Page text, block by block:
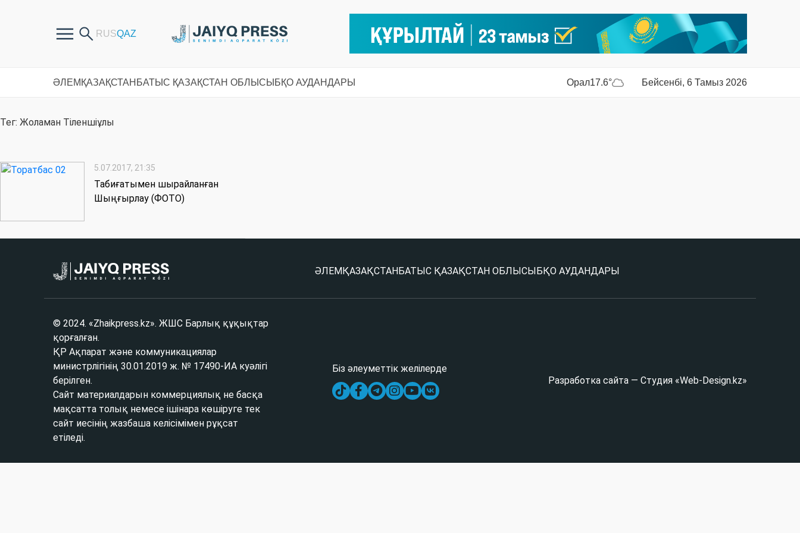
ӘЛЕМ ҚАЗАҚСТАН БАТЫС ҚАЗАҚСТАН ОБЛЫСЫ БҚО АУДАНДАРЫ Орал17.6° Бейсенбі, 6 Тамыз 2026
Тег: Жоламан Тіленшіұлы
5.07.2017, 21:35
Табиғатымен шырайланған
Шыңғырлау (ФОТО)
ӘЛЕМ ҚАЗАҚСТАН БАТЫС ҚАЗАҚСТАН ОБЛЫСЫ БҚО АУДАНДАРЫ
© 2024. «Zhaikpress.kz». ЖШС Барлық құқықтар
қорғалған.
ҚР Ақпарат және коммуникациялар
министрлігінің 30.01.2019 ж. № 17490-ИА куәлігі
берілген.
Сайт материалдарын коммерциялық не басқа
мақсатта толық немесе ішінара көшіруге тек
сайт иесінің жазбаша келісімімен рұқсат
етіледі.
Біз әлеуметтік желілерде
Разработка сайта — Студия «Web-Design.kz»